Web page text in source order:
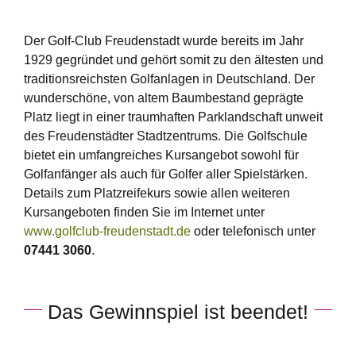
Der Golf-Club Freudenstadt wurde bereits im Jahr
1929 gegründet und gehört somit zu den ältesten und
traditionsreichsten Golfanlagen in Deutschland. Der
wunderschöne, von altem Baumbestand geprägte
Platz liegt in einer traumhaften Parklandschaft unweit
des Freudenstädter Stadtzentrums. Die Golfschule
bietet ein umfangreiches Kursangebot sowohl für
Golfanfänger als auch für Golfer aller Spielstärken.
Details zum Platzreifekurs sowie allen weiteren
Kursangeboten finden Sie im Internet unter
www.golfclub-freudenstadt.deoder telefonisch unter
07441 3060.
Das Gewinnspiel ist beendet!